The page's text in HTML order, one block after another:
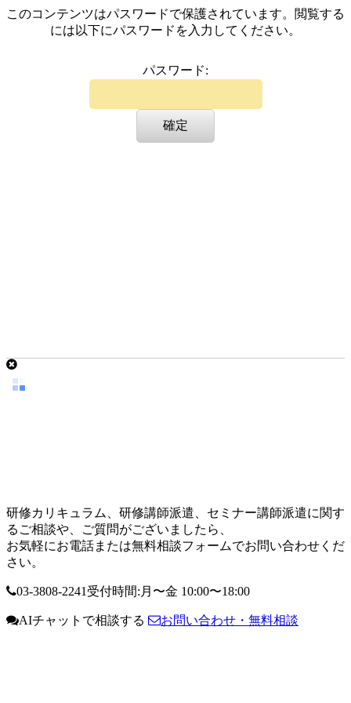
このコンテンツはパスワードで保護されています。閲覧する
には以下にパスワードを入力してください。
パスワード:
研修カリキュラム、研修講師派遣、セミナー講師派遣に関す
るご相談や、ご質問がございましたら、
お気軽にお電話または無料相談フォームでお問い合わせくだ
さい。
03-3808-2241 受付時間:月〜金 10:00〜18:00
AIチャットで相談する お問い合わせ・無料相談